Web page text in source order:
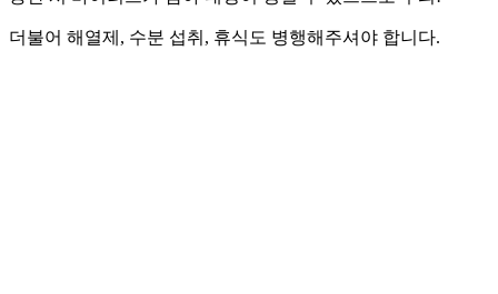
더불어 해열제, 수분 섭취, 휴식도 병행해주셔야 합니다.